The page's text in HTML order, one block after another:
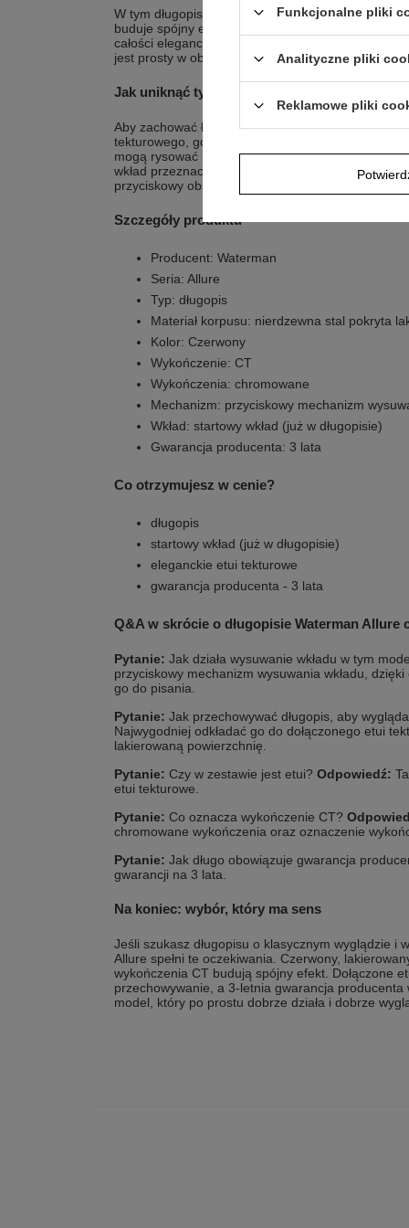
W tym długopisie połączono nierdzewną stal z
buduje spójny efekt wizualny. Chromowane
całości elegancji bez przesady. Zastosowany
jest prosty w obsłudze i dobrze pasuje do
Jak uniknąć typowych błędów?
Aby zachować ładny wygląd lakierowanej
tekturowego, gdy nie jest używany. Unikaj
mogą rysować korpus i chromowane elementy.
wkład przeznaczony do długopisu, zgodnie z
przyciskowy obsługuj delikatnie, bez nadmiernej siły.
Szczegóły produktu
Producent: Waterman
Seria: Allure
Typ: długopis
Materiał korpusu: nierdzewna stal pokryta
Kolor: Czerwony
Wykończenie: CT
Wykończenia: chromowane
Mechanizm: przyciskowy mechanizm
Wkład: startowy wkład (już w długopisie)
Gwarancja producenta: 3 lata
Co otrzymujesz w cenie?
długopis
startowy wkład (już w długopisie)
eleganckie etui tekturowe
gwarancja producenta - 3 lata
Q&A w skrócie o długopisie Waterman Allure
Pytanie: Jak działa wysuwanie wkładu w tym
przyciskowy mechanizm wysuwania wkładu,
go do pisania.
Pytanie: Jak przechowywać długopis, aby
Najwygodniej odkładać go do dołączonego etui
lakierowaną powierzchnię.
Pytanie: Czy w zestawie jest etui? Odpowiedź:
etui tekturowe.
Pytanie: Co oznacza wykończenie CT?
chromowane wykończenia oraz oznaczenie
Pytanie: Jak długo obowiązuje gwarancja
gwarancji na 3 lata.
Na koniec: wybór, który ma sens
Jeśli szukasz długopisu o klasycznym wyglądzie i
Allure spełni te oczekiwania. Czerwony,
wykończenia CT budują spójny efekt. Dołączone
przechowywanie, a 3-letnia gwarancja
model, który po prostu dobrze działa i dobrze
Funkcjonalne pliki
Analityczne pliki
Reklamowe pliki